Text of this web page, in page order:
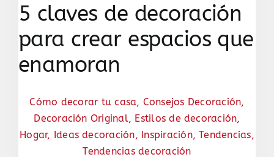
5 claves de decoración
para crear espacios que
enamoran
Cómo decorar tu casa, Consejos Decoración,
Decoración Original, Estilos de decoración,
Hogar, Ideas decoración, Inspiración,Tendencias,
Tendencias decoración